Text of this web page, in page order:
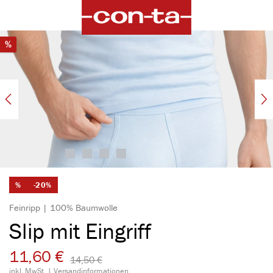
Bildergalerie überspringen
%Rabatt
% -20%
Feinripp | 100% Baumwolle
Slip mit Eingriff
11,60 € 14,50 €​
inkl. MwSt. | Versandinformationen